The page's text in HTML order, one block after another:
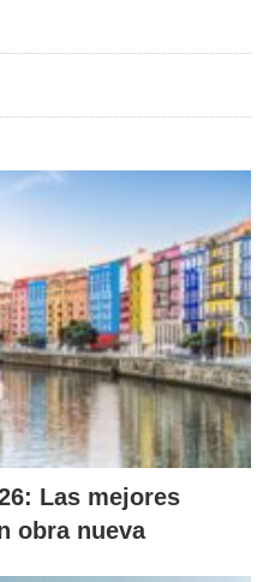
Las mejores
obra nueva